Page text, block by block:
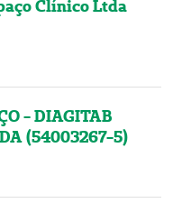
Clínico Ltda
- DIAGITAB
(54003267-5)